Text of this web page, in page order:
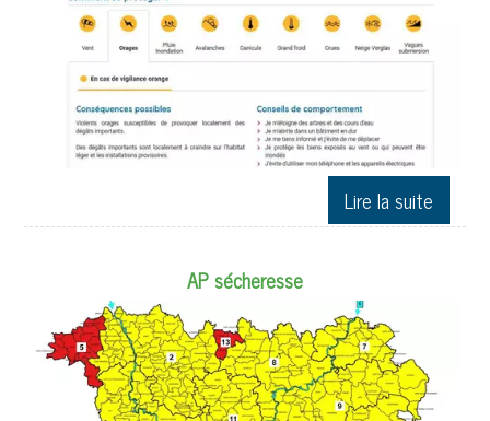
AP sécheresse